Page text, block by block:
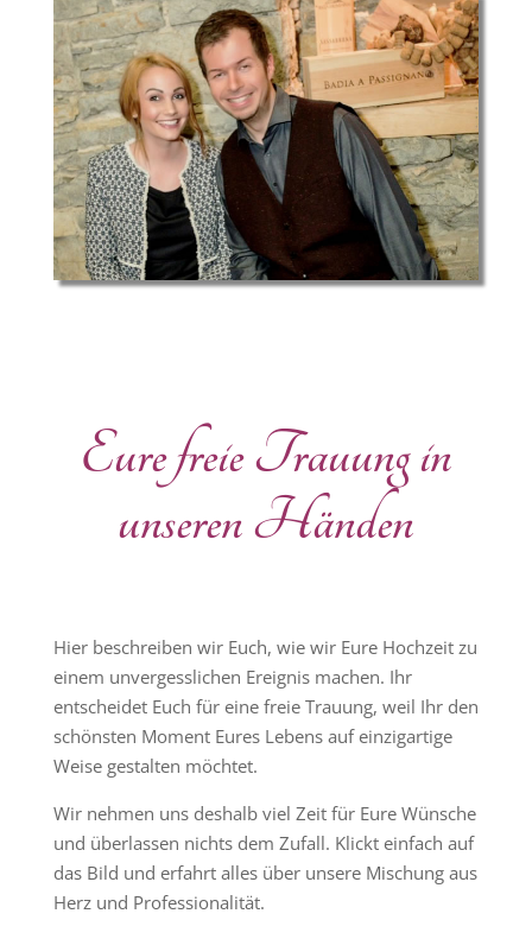
Eure freie Trauung in
unseren Händen
Hier beschreiben wir Euch, wie wir Eure Hochzeit zu
einem unvergesslichen Ereignis machen. Ihr
entscheidet Euch für eine freie Trauung, weil Ihr den
schönsten Moment Eures Lebens auf einzigartige
Weise gestalten möchtet.
Wir nehmen uns deshalb viel Zeit für Eure Wünsche
und überlassen nichts dem Zufall. Klickt einfach auf
das Bild und erfahrt alles über unsere Mischung aus
Herz und Professionalität.